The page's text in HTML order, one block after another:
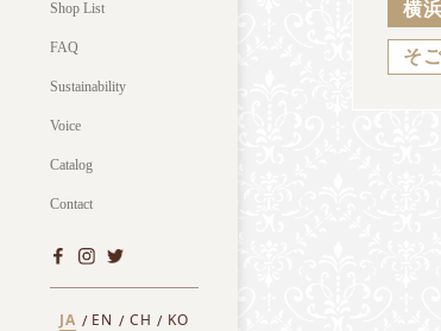
Shop List
FAQ
Sustainability
Voice
Catalog
Contact
JA EN CH KO
横
そ